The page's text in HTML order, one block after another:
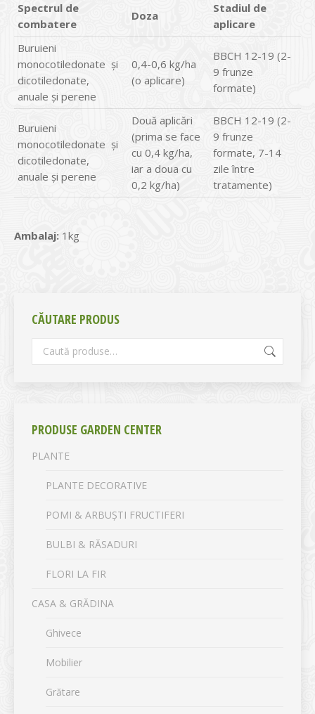
Spectrul de
combatere
Doza
Stadiul de
aplicare
Buruieni
monocotiledonate și
dicotiledonate,
anuale și perene
0,4-0,6 kg/ha
(o aplicare)
BBCH 12-19 (2-
9 frunze
formate)
Buruieni
monocotiledonate și
dicotiledonate,
anuale și perene
Două aplicări
(prima se face
cu 0,4 kg/ha,
iar a doua cu
0,2 kg/ha)
BBCH 12-19 (2-
9 frunze
formate, 7-14
zile între
tratamente)
Ambalaj: 1kg
CĂUTARE PRODUS
PRODUSE GARDEN CENTER
PLANTE
PLANTE DECORATIVE
POMI & ARBUȘTI FRUCTIFERI
BULBI & RĂSADURI
FLORI LA FIR
CASA & GRĂDINA
Ghivece
Mobilier
Grătare